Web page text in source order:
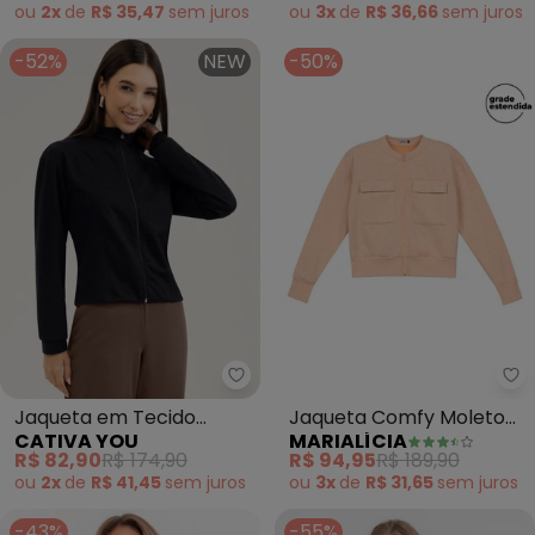
ou 2x de R$ 35,47 sem juros ou 3x de R$ 36,66 sem juros
-52% NEW
Jaqueta em Tecido
Texturizado (Preto)
CATIVA YOU
R$ 82,90R$ 174,90
ou 2x de R$ 41,45 sem juros
-50%
Jaqueta Comfy Moletom
Bolsos Frontais (Laranja)
MARIALÍCIA
R$ 94,95R$ 189,90
ou 3x de R$ 31,65 sem juros